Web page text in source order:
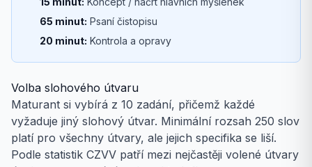
65 minut: Psaní čistopisu
20 minut: Kontrola a opravy
Volba slohového útvaru
Maturant si vybírá z 10 zadání, přičemž každé
vyžaduje jiný slohový útvar. Minimální rozsah 250 slov
platí pro všechny útvary, ale jejich specifika se liší.
Podle statistik CZVV patří mezi nejčastěji volené útvary